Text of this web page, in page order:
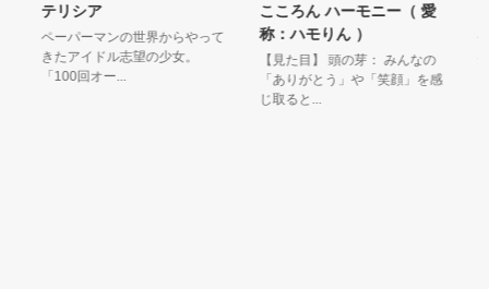
テリシア
ペーパーマンの世界からやって
きたアイドル志望の少女。
「100回オー...
こころん ハーモニー（ 愛
称：ハモりん ）
【見た目】 頭の芽： みんなの
「ありがとう」や「笑顔」を感
じ取ると...
今